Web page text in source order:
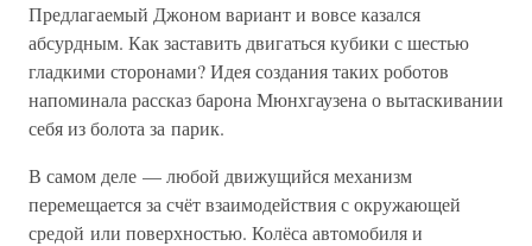
Предлагаемый Джоном вариант и вовсе казался
абсурдным. Как заставить двигаться кубики с шестью
гладкими сторонами? Идея создания таких роботов
напоминала рассказ барона Мюнхгаузена о вытаскивании
себя из болота за парик.
В самом деле — любой движущийся механизм
перемещается за счёт взаимодействия с окружающей
средой или поверхностью. Колёса автомобиля и